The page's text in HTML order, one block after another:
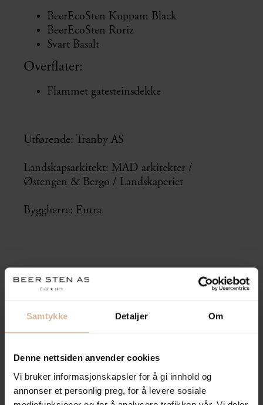
Samtykke Detaljer Om
Denne nettsiden anvender cookies
Vi bruker informasjonskapsler for å gi innhold og
annonser et personlig preg, for å levere sosiale
BeerEcoSten Kuppam Black
BeerEcoSten Roriz
Svart Basalt
Overflater:
Flammet gatesteinsdekke
Utførende: Tranby AS
Landskapsarkitekt: MAD arkitekter /
Østengen & Bergo / Landskaperiet
Byggherre: Entra